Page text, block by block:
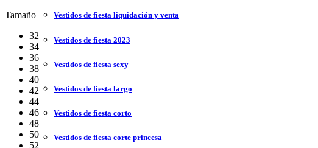
Vestidos de fiesta liquidación y venta
Vestidos de fiesta 2023
Vestidos de fiesta sexy
Vestidos de fiesta largo
Vestidos de fiesta corto
Vestidos de fiesta corte princesa
Tamaño
32
34
36
38
40
42
44
46
48
50
52